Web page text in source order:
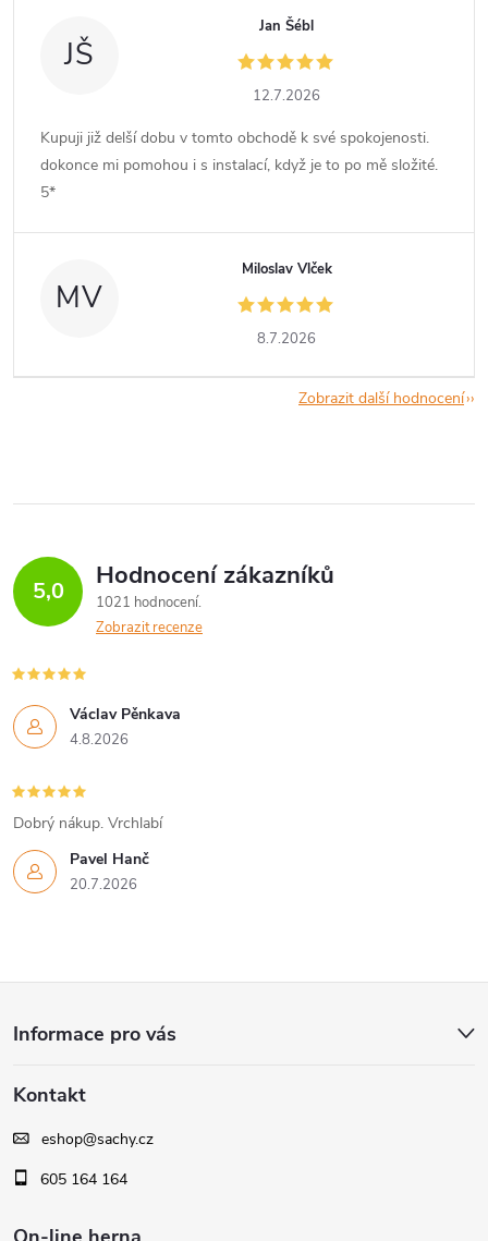
JŠ
Jan Šébl
12.7.2026
Kupuji již delší dobu v tomto obchodě k své spokojenosti.
dokonce mi pomohou i s instalací, když je to po mě složité.
5*
MV
Miloslav Vlček
8.7.2026
Zobrazit další hodnocení
5,0 Hodnocení zákazníků
1021 hodnocení
Zobrazit recenze
Václav Pěnkava
4.8.2026
Pavel Hanč
20.7.2026
Dobrý nákup. Vrchlabí
p
a
Informace pro vás
Kontakt
eshop@sachy.cz
605 164 164